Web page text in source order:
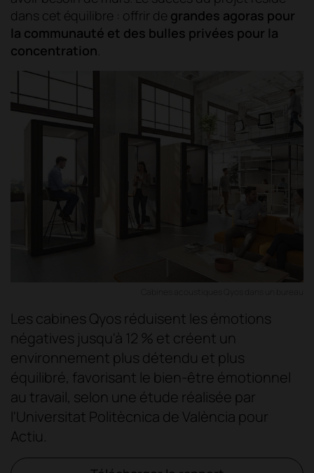
dans cet équilibre : offrir de grandes agoras pour
la communauté et des bulles privées pour la
concentration.
Les cabines Qyos réduisent les émotions
négatives jusqu'à 12 % et créent un
environnement plus détendu et plus
équilibré, favorisant le bien-être émotionnel
au travail, selon une étude réalisée par
l'Universitat Politècnica de València pour
Actiu.